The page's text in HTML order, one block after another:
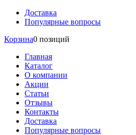
Доставка
Популярные вопросы
Корзина0 позиций
Главная
Каталог
О компании
Акции
Статьи
Отзывы
Контакты
Доставка
Популярные вопросы